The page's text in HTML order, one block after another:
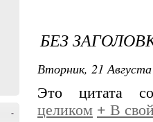
-
БЕЗ
Вторник, 21
Это цитата
целиком + В